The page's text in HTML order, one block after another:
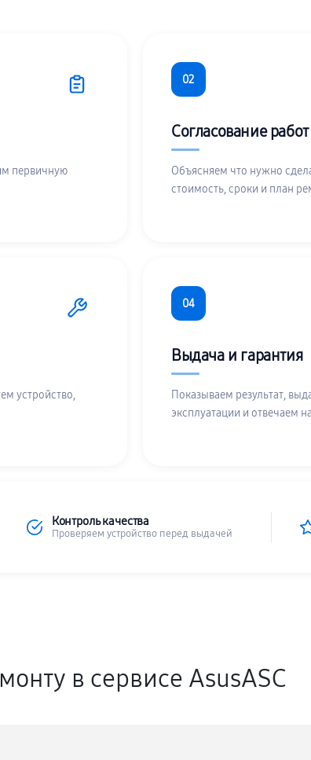
первичную
02
Согласование работ
Объясняем что нужно
стоимость, сроки и план
устройство,
04
Выдача и гарантия
Показываем результат,
эксплуатации и отвечаем
Контроль качества
Проверяем устройство перед выдачей
в сервисе AsusASC